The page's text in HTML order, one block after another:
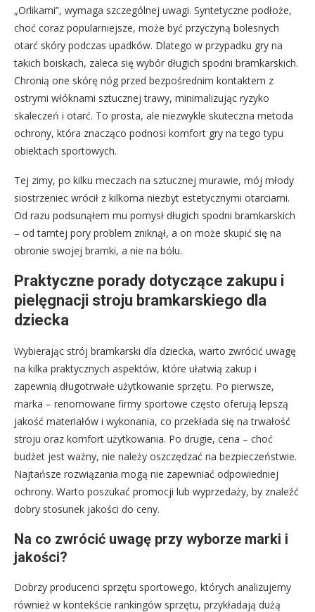
„Orlikami”, wymaga szczególnej uwagi. Syntetyczne podłoże,
choć coraz popularniejsze, może być przyczyną bolesnych
otarć skóry podczas upadków. Dlatego w przypadku gry na
takich boiskach, zaleca się wybór długich spodni bramkarskich.
Chronią one skórę nóg przed bezpośrednim kontaktem z
ostrymi włóknami sztucznej trawy, minimalizując ryzyko
skaleczeń i otarć. To prosta, ale niezwykle skuteczna metoda
ochrony, która znacząco podnosi komfort gry na tego typu
obiektach sportowych.
Tej zimy, po kilku meczach na sztucznej murawie, mój młody
siostrzeniec wrócił z kilkoma niezbyt estetycznymi otarciami.
Od razu podsunąłem mu pomysł długich spodni bramkarskich
– od tamtej pory problem zniknął, a on może skupić się na
obronie swojej bramki, a nie na bólu.
Praktyczne porady dotyczące zakupu i
pielęgnacji stroju bramkarskiego dla
dziecka
Wybierając strój bramkarski dla dziecka, warto zwrócić uwagę
na kilka praktycznych aspektów, które ułatwią zakup i
zapewnią długotrwałe użytkowanie sprzętu. Po pierwsze,
marka – renomowane firmy sportowe często oferują lepszą
jakość materiałów i wykonania, co przekłada się na trwałość
stroju oraz komfort użytkowania. Po drugie, cena – choć
budżet jest ważny, nie należy oszczędzać na bezpieczeństwie.
Najtańsze rozwiązania mogą nie zapewniać odpowiedniej
ochrony. Warto poszukać promocji lub wyprzedaży, by znaleźć
dobry stosunek jakości do ceny.
Na co zwrócić uwagę przy wyborze marki i
jakości?
Dobrzy producenci sprzętu sportowego, których analizujemy
również w kontekście rankingów sprzętu, przykładają dużą